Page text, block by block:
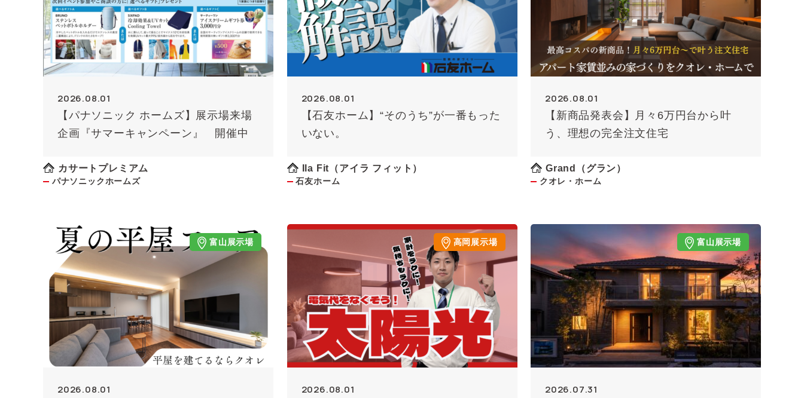
2026.08.01
【パナソニック ホームズ】展示場来場
企画『サマーキャンペーン』 開催中
カサートプレミアム
パナソニックホームズ
2026.08.01
【石友ホーム】“そのうち”が一番もった
いない。
Ila Fit（アイラ フィット）
石友ホーム
2026.08.01
【新商品発表会】月々6万円台から叶
う、理想の完全注文住宅
Grand（グラン）
クオレ・ホーム
富山展示場
2026.08.01
高岡展示場
2026.08.01
富山展示場
2026.07.31